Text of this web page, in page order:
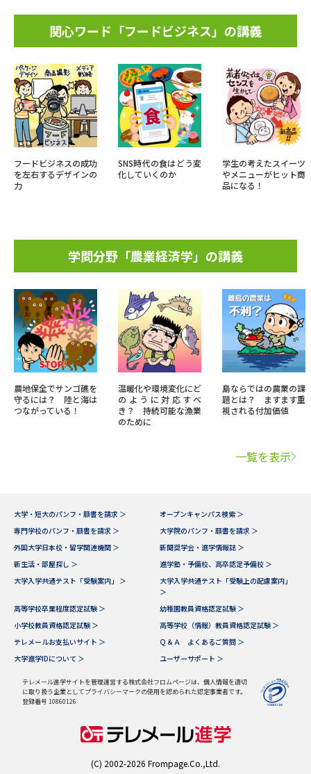
関心ワード「フードビジネス」の講義
フードビジネスの成功
を左右するデザインの
力
SNS時代の食はどう変
化していくのか
学生の考えたスイーツ
やメニューがヒット商
品になる！
学問分野「農業経済学」の講義
農地保全でサンゴ礁を
守るには？ 陸と海は
つながっている！
温暖化や環境変化にど
のように対応すべ
き？ 持続可能な漁業
のために
島ならではの農業の課
題とは？ ますます重
視される付加価値
一覧を表示
大学・短大のパンフ・願書を請求 ＞
オープンキャンパス検索 ＞
専門学校のパンフ・願書を請求 ＞
大学院のパンフ・願書を請求 ＞
外国大学日本校・留学関連機関 ＞
新聞奨学会・進学情報誌 ＞
新生活・部屋探し ＞
進学塾・予備校、高卒認定予備校 ＞
大学入学共通テスト「受験案内」 ＞
大学入学共通テスト「受験上の配慮案内」
＞
高等学校卒業程度認定試験 ＞
幼稚園教員資格認定試験 ＞
小学校教員資格認定試験 ＞
高等学校（情報）教員資格認定試験 ＞
テレメールお支払いサイト ＞
Ｑ＆Ａ よくあるご質問 ＞
大学進学IDについて ＞
ユーザーサポート ＞
テレメール進学サイトを管理運営する株式会社フロムページは、個人情報を適切
に取り扱う企業としてプライバシーマークの使用を認められた認定事業者です。
登録番号 10860126
(C) 2002-2026 Frompage.Co.,Ltd.